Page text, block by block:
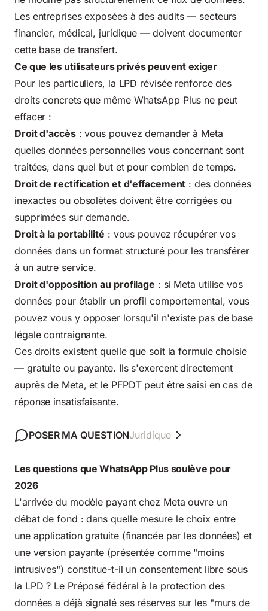
Les entreprises exposées à des audits — secteurs
financier, médical, juridique — doivent documenter
cette base de transfert.
Ce que les utilisateurs privés peuvent exiger
Pour les particuliers, la LPD révisée renforce des
droits concrets que même WhatsApp Plus ne peut
effacer :
Droit d'accès: vous pouvez demander à Meta
quelles données personnelles vous concernant sont
traitées, dans quel but et pour combien de temps.
Droit de rectification et d'effacement : des données
inexactes ou obsolètes doivent être corrigées ou
supprimées sur demande.
Droit à la portabilité : vous pouvez récupérer vos
données dans un format structuré pour les transférer
à un autre service.
Droit d'opposition au profilage : si Meta utilise vos
données pour établir un profil comportemental, vous
pouvez vous y opposer lorsqu'il n'existe pas de base
légale contraignante.
Ces droits existent quelle que soit la formule choisie
— gratuite ou payante. Ils s'exercent directement
auprès de Meta, et le PFPDT peut être saisi en cas de
réponse insatisfaisante.
POSER MA QUESTIONJuridique
Les questions que WhatsApp Plus soulève pour
2026
L'arrivée du modèle payant chez Meta ouvre un
débat de fond : dans quelle mesure le choix entre
une application gratuite (financée par les données) et
une version payante (présentée comme "moins
intrusives") constitue-t-il un consentement libre sous
la LPD ? Le Préposé fédéral à la protection des
données a déjà signalé ses réserves sur les "murs de